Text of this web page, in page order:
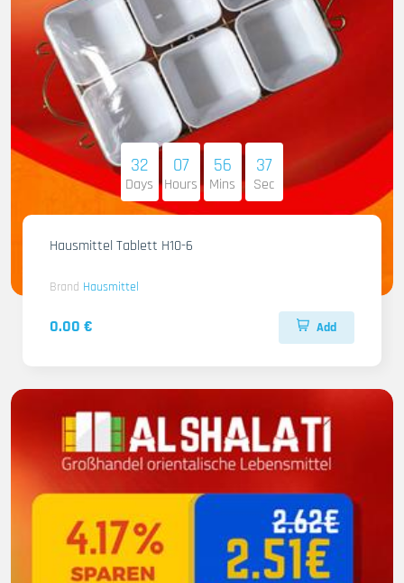
32
Days
07
Hours
56
Mins
35
Sec
Hausmittel Tablett H10-6
Brand Hausmittel
0.00 € Add